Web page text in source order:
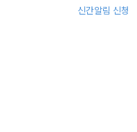
신간알림 신청